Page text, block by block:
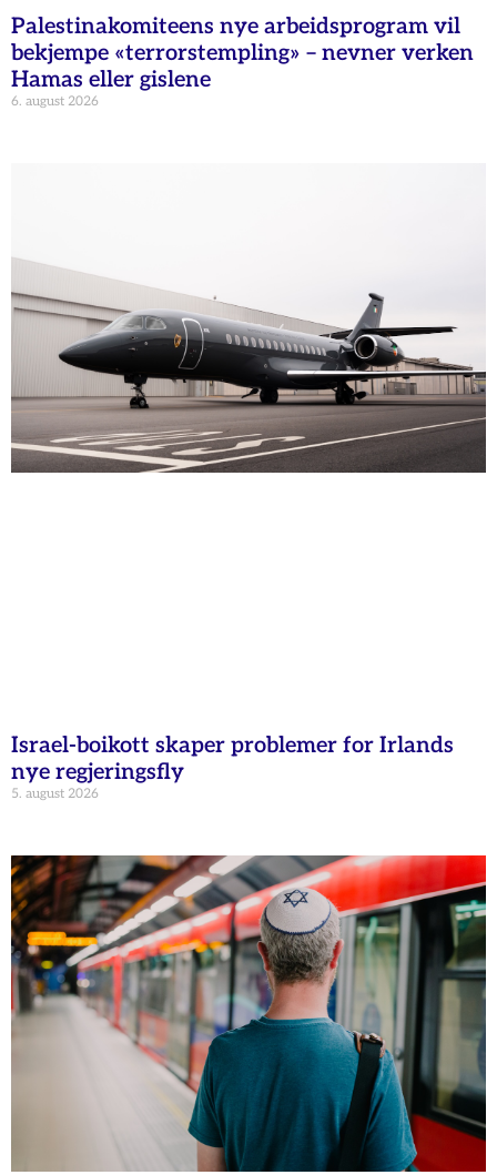
Palestinakomiteens nye arbeidsprogram vil
bekjempe «terrorstempling» – nevner verken
Hamas eller gislene
6. august 2026
Israel-boikott skaper problemer for Irlands
nye regjeringsfly
5. august 2026